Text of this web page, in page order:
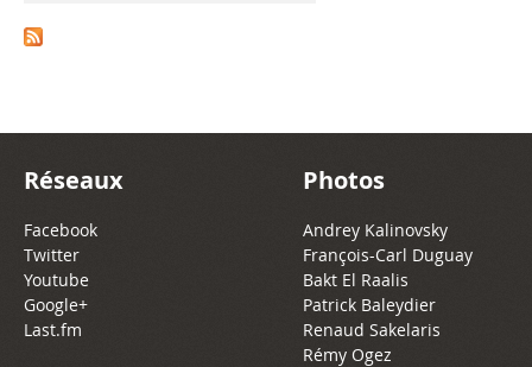
Réseaux
Facebook
Twitter
Youtube
Google+
Last.fm
Photos
Andrey Kalinovsky
François-Carl Duguay
Bakt El Raalis
Patrick Baleydier
Renaud Sakelaris
Rémy Ogez